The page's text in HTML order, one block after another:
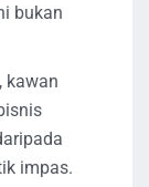
bukan
kawan
impas.